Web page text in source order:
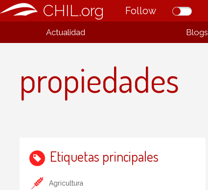
CHIL.org Follow
Actualidad Blogs
propiedades
Etiquetas principales
Agricultura